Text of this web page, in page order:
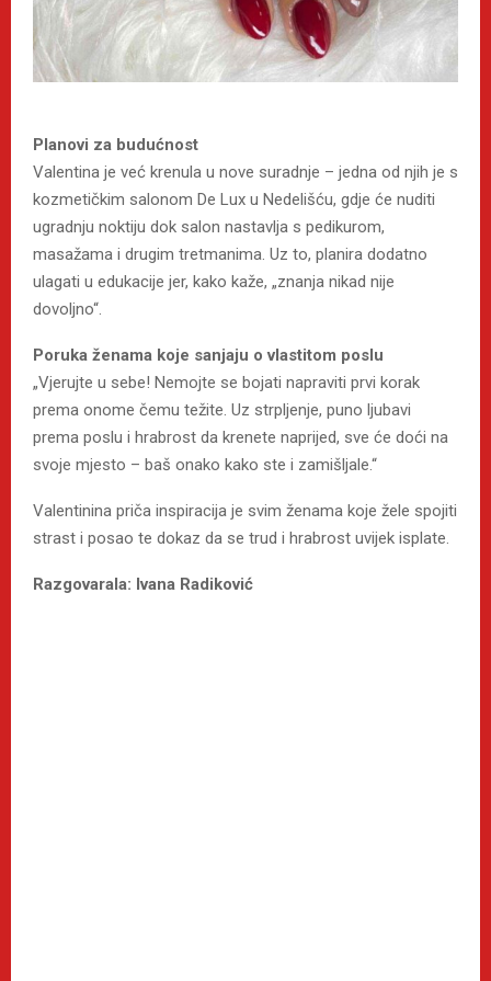
Planovi za budućnost
Valentina je već krenula u nove suradnje – jedna od njih je s
kozmetičkim salonom De Lux u Nedelišću, gdje će nuditi
ugradnju noktiju dok salon nastavlja s pedikurom,
masažama i drugim tretmanima. Uz to, planira dodatno
ulagati u edukacije jer, kako kaže, „znanja nikad nije
dovoljno“.
Poruka ženama koje sanjaju o vlastitom poslu
„Vjerujte u sebe! Nemojte se bojati napraviti prvi korak
prema onome čemu težite. Uz strpljenje, puno ljubavi
prema poslu i hrabrost da krenete naprijed, sve će doći na
svoje mjesto – baš onako kako ste i zamišljale.“
Valentinina priča inspiracija je svim ženama koje žele spojiti
strast i posao te dokaz da se trud i hrabrost uvijek isplate.
Razgovarala: Ivana Radiković